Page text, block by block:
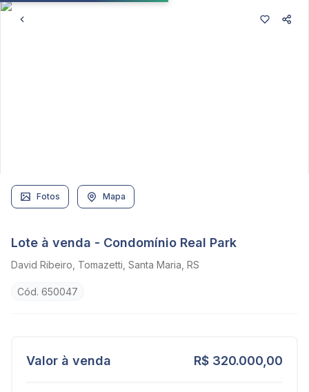
Fotos Mapa
Valor à venda R$ 320.000,00
Lote à venda - Condomínio Real Park
David Ribeiro, Tomazetti, Santa Maria, RS
Cód. 650047